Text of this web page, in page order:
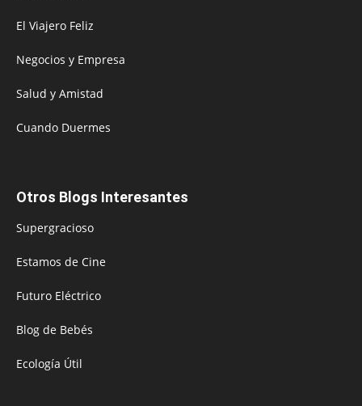
El Viajero Feliz
Negocios y Empresa
Salud y Amistad
Cuando Duermes
Otros Blogs Interesantes
Supergracioso
Estamos de Cine
Futuro Eléctrico
Blog de Bebés
Ecología Útil